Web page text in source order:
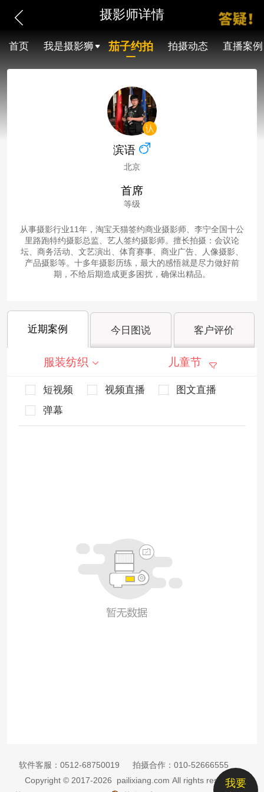
摄影师详情
首页 我是摄影狮 茄子约拍 拍摄动态 直播案例
滨语
北京
首席
等级
从事摄影行业11年，淘宝天猫签约商业摄影师、李宁全国十公
里路跑特约摄影总监、艺人签约摄影师。擅长拍摄：会议论
坛、商务活动、文艺演出、体育赛事、商业广告、人像摄影、
产品摄影等。十多年摄影历练，最大的感悟就是尽力做好前
期，不给后期造成更多困扰，确保出精品。
近期案例 今日图说 客户评价
服装纺织 儿童节
短视频 视频直播
图文直播
弹幕
我要
软件客服： 0512-68750019 拍摄合作： 010-52666555
Copyright © 2017-2026 pailixiang.com All rights reserved